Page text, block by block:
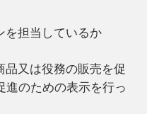
を担当しているか
又は役務の販売を促
進のための表示を行っ